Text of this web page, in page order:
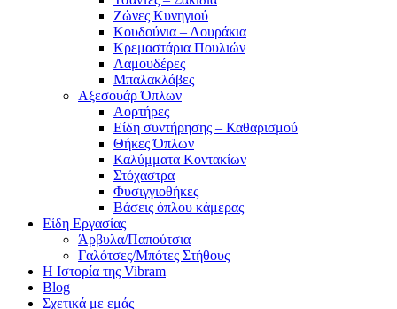
Ζώνες Κυνηγιού
Κουδούνια – Λουράκια
Κρεμαστάρια Πουλιών
Λαμουδέρες
Μπαλακλάβες
Αξεσουάρ Όπλων
Αορτήρες
Είδη συντήρησης – Καθαρισμού
Θήκες Όπλων
Καλύμματα Κοντακίων
Στόχαστρα
Φυσιγγιοθήκες
Βάσεις όπλου κάμερας
Είδη Εργασίας
Άρβυλα/Παπούτσια
Γαλότσες/Μπότες Στήθους
Η Ιστορία της Vibram
Blog
Σχετικά με εμάς